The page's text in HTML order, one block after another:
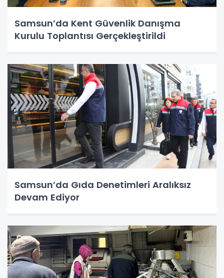
Samsun’da Kent Güvenlik Danışma
Kurulu Toplantısı Gerçekleştirildi
Samsun’da Gıda Denetimleri Aralıksız
Devam Ediyor